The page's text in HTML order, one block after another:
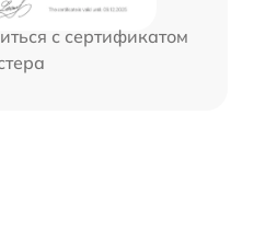
с сертификатом